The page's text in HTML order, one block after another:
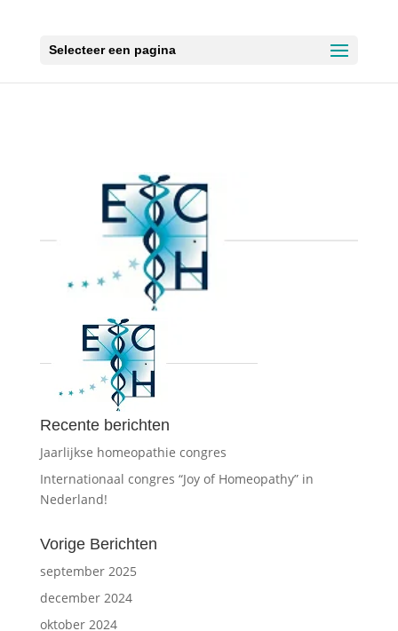
Selecteer een pagina
Recente berichten
Jaarlijkse homeopathie congres
Internationaal congres “Joy of Homeopathy” in
Nederland!
Vorige Berichten
september 2025
december 2024
oktober 2024